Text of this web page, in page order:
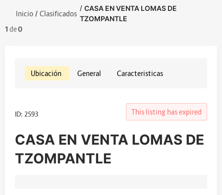
Inicio / Clasificados
/ CASA EN VENTA LOMAS DE
TZOMPANTLE
1 de0
Ubicación General Caracteristicas
ID: 2593 This listing has expired
CASA EN VENTA LOMAS DE
TZOMPANTLE